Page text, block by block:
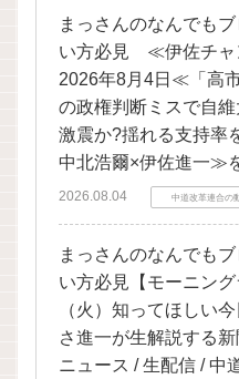
まっさんのなんでも
い方必見 ≪伊佐チャ
2026年8月4日≪「高
の政権判断ミスで自
激震か?揺れる支持率
中北浩爾×伊佐進一≫
2026.08.04 中道改革連合の
まっさんのなんでも
い方必見【モーニン
（火）知ってほしい
さ進一が生解説する
ニュース / 生配信 / 中